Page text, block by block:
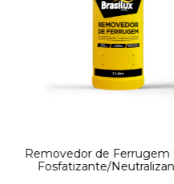
Removedor de Ferrugem
Fosfatizante/